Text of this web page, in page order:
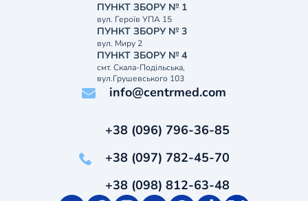
ПУНКТ ЗБОРУ № 1
вул. Героїв УПА 15
ПУНКТ ЗБОРУ № 3
вул. Миру 2
ПУНКТ ЗБОРУ № 4
смт. Скала-Подільська,
вул.Грушевського 103
info@centrmed.com
+38 (096) 796-36-85
+38 (097) 782-45-70
+38 (098) 812-63-48